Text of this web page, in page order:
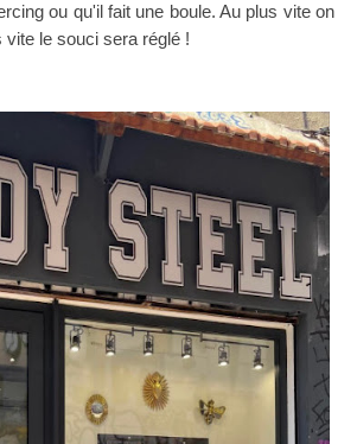
ou qu'il fait une boule. Au plus vite on
le souci sera réglé !